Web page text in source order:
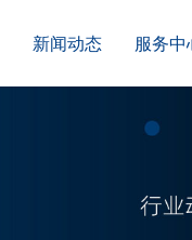
新闻动态 服务中